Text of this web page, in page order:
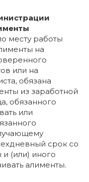
месту работы
на
или на
обязана
из заработной
обязанного
или
срок со
и (или) иного
алименты.